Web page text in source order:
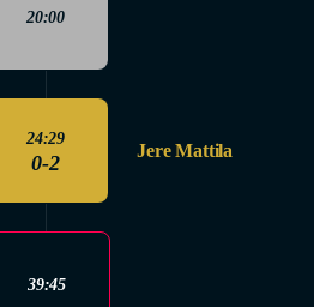
20:00
24:29
0-2
Jere Mattila
39:45